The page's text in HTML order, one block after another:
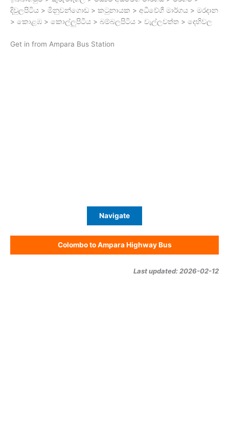
දිවුලපිටිය > මිනුවන්ගොඩ > කටුනායක > අධිවේගී මාර්ගය > මරදාන
> කොළඹ > කොල්ලුපිටිය > බම්බලපිටිය > වැල්ලවත්ත > දෙහිවල
Get in from Ampara Bus Station
Navigate
Colombo to Ampara Highway Bus
Last updated: 2026-02-12